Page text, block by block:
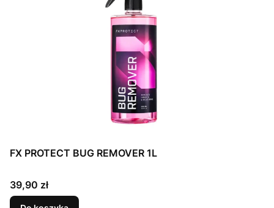
FX PROTECT BUG REMOVER 1L
Cena
39,90 zł